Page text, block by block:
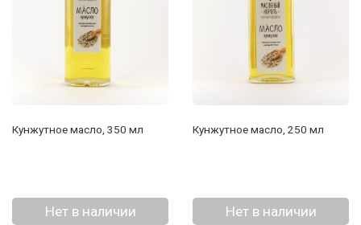
Кунжутное масло, 350 мл
Нет в наличии
Кунжутное масло, 250 мл
Нет в наличии